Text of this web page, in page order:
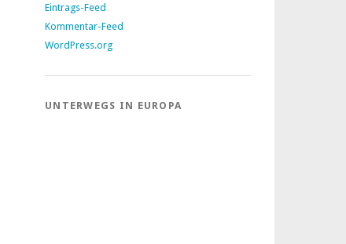
Eintrags-Feed
Kommentar-Feed
WordPress.org
UNTERWEGS IN EUROPA